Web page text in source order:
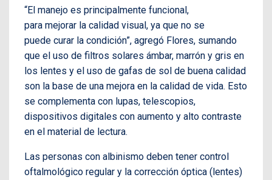
“El manejo es principalmente funcional,
para mejorar la calidad visual, ya que no se
puede curar la condición”, agregó Flores, sumando
que el uso de filtros solares ámbar, marrón y gris en
los lentes y el uso de gafas de sol de buena calidad
son la base de una mejora en la calidad de vida. Esto
se complementa con lupas, telescopios,
dispositivos digitales con aumento y alto contraste
en el material de lectura.
Las personas con albinismo deben tener control
oftalmológico regular y la corrección óptica (lentes)